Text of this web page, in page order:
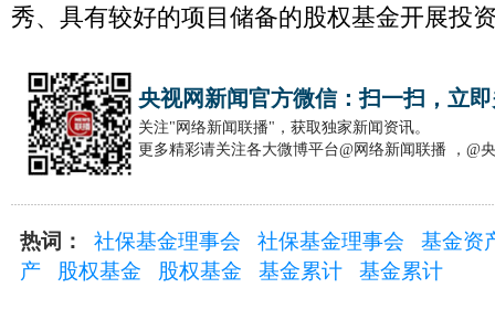
秀、具有较好的项目储备的股权基金开展投
央视网新闻官方微信：扫一扫，立
关注"网络新闻联播"，获取独家新闻资讯。
更多精彩请关注各大微博平台@网络新闻联播 ，@
热词： 社保基金理事会 社保基金理事会
基金资
产
股权基金 股权基金 基金累计 基金累计